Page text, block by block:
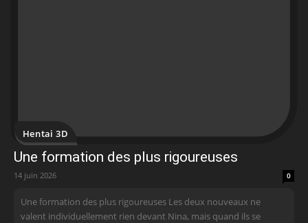
Hentai 3D
Une formation des plus rigoureuses
14 juin 2026 0
Une formation des plus rigoureuses Les deux nouveaux ne
valent individuellement rien devant Nina, mais quand ils se